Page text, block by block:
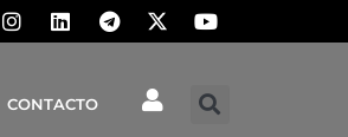
CONTACTO